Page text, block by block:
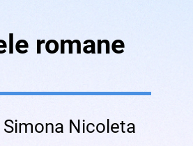
romane
Simona Nicoleta